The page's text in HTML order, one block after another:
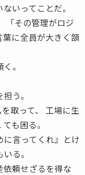
いってことだ。
その管理がロジ
に全員が大きく頷
。
う。
取って、 工場に生
も困る。
言ってくれ』とけ
る。
依頼せざるを得な